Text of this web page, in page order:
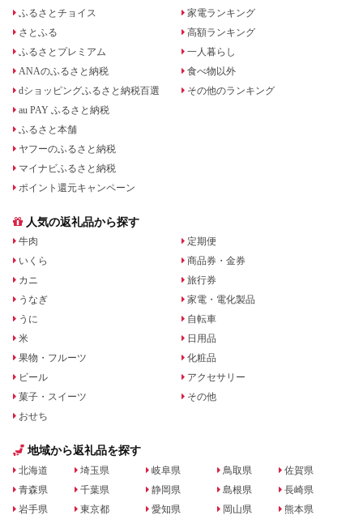
ふるさとチョイス
さとふる
ふるさとプレミアム
ANAのふるさと納税
dショッピングふるさと納税百選
au PAY ふるさと納税
ふるさと本舗
ヤフーのふるさと納税
マイナビふるさと納税
ポイント還元キャンペーン
家電ランキング
高額ランキング
一人暮らし
食べ物以外
その他のランキング
人気の返礼品から探す
牛肉
いくら
カニ
うなぎ
うに
米
果物・フルーツ
ビール
菓子・スイーツ
おせち
定期便
商品券・金券
旅行券
家電・電化製品
自転車
日用品
化粧品
アクセサリー
その他
地域から返礼品を探す
北海道
青森県
岩手県
埼玉県
千葉県
東京都
岐阜県
静岡県
愛知県
鳥取県
島根県
岡山県
佐賀県
長崎県
熊本県